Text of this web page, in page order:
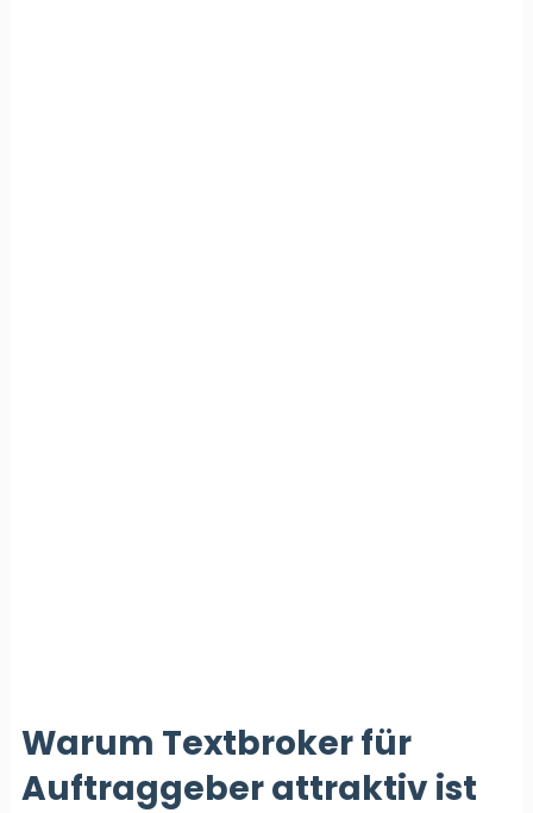
Warum Textbroker für
Auftraggeber attraktiv ist